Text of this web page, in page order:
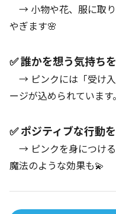
→ 小物や花、服に取
やぎます🌸
✅ 誰かを想う気持ち
→ ピンクには「受け
ージが込められています。
✅ ポジティブな行動
→ ピンクを身につけ
魔法のような効果も💫